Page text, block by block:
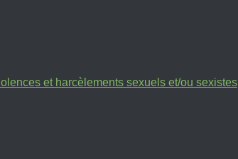
et harcèlements sexuels et/ou sexistes